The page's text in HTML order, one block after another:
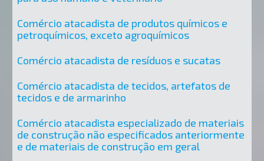
Comércio atacadista de produtos químicos e
petroquímicos, exceto agroquímicos
Comércio atacadista de resíduos e sucatas
Comércio atacadista de tecidos, artefatos de
tecidos e de armarinho
Comércio atacadista especializado de materiais
de construção não especificados anteriormente
e de materiais de construção em geral